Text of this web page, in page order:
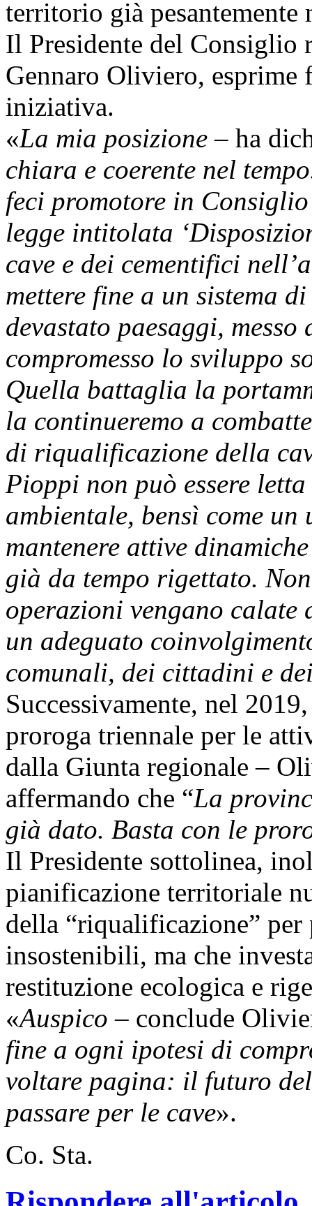
territorio già pesantemente
Il Presidente del Consiglio
Gennaro Oliviero, esprime
iniziativa.
«La mia posizione – ha
chiara e coerente nel
feci promotore in
legge intitolata
cave e dei cementifici
mettere fine a un sistema
devastato paesaggi,
compromesso lo sviluppo
Quella battaglia la
la continueremo a
di riqualificazione della
Pioppi non può essere
ambientale, bensì come
mantenere attive
già da tempo rigettato.
operazioni vengano calate
un adeguato
comunali, dei cittadini e
Successivamente, nel
proroga triennale per le
dalla Giunta regionale –
affermando che “La
già dato. Basta con le
Il Presidente sottolinea,
pianificazione territoriale
della “riqualificazione”
insostenibili, ma che
restituzione ecologica e
«Auspico – conclude
fine a ogni ipotesi di
voltare pagina: il futuro
passare per le cave».
Co. Sta.